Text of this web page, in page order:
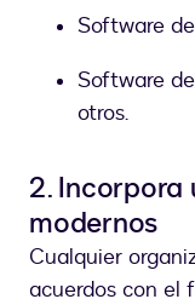
Software
Software
otros.
2. Incorpora
modernos
Cualquier
acuerdos con el